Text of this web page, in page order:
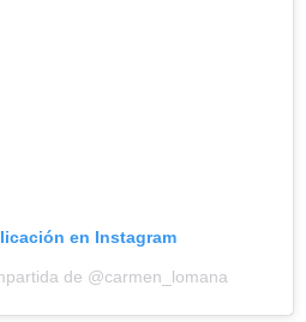
en Instagram
de @carmen_lomana